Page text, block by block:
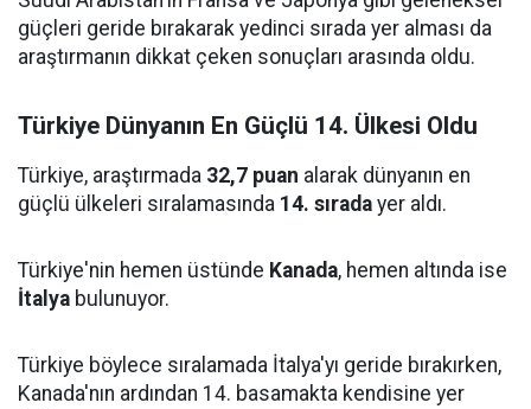
güçleri geride bırakarak yedinci sırada yer alması da
araştırmanın dikkat çeken sonuçları arasında oldu.
Türkiye Dünyanın En Güçlü 14. Ülkesi Oldu
Türkiye, araştırmada 32,7 puan alarak dünyanın en
güçlü ülkeleri sıralamasında 14. sırada yer aldı.
Türkiye'nin hemen üstünde Kanada, hemen altında ise
İtalya bulunuyor.
Türkiye böylece sıralamada İtalya'yı geride bırakırken,
Kanada'nın ardından 14. basamakta kendisine yer